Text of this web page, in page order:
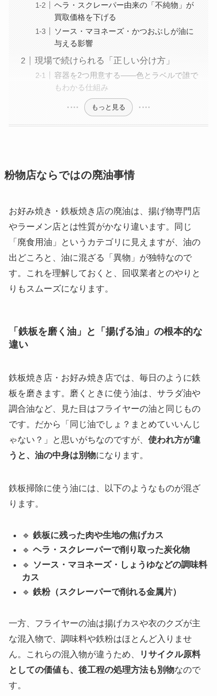
ヘラ・スクレーパー由来の「不純物」が
買取価格を下げる
ソース・マヨネーズ・かつおぶしが油に
与える影響
現場で続けられる「正しい分け方」
容器を2つ用意する——色とラベルで誰で
もわかる仕組み
もっと見る
粉物店ならではの廃油事情
お好み焼き・鉄板焼き店の廃油は、揚げ物専門店
やラーメン店とは性質がかなり違います。同じ
「廃食用油」というカテゴリに見えますが、油の
出どころと、油に混ざる「異物」が独特なので
す。これを理解しておくと、回収業者とのやりと
りもスムーズになります。
「鉄板を磨く油」と「揚げる油」の根本的な
違い
鉄板焼き店・お好み焼き店では、毎日のように鉄
板を磨きます。磨くときに使う油は、サラダ油や
調合油など、見た目はフライヤーの油と同じもの
です。だから「同じ油でしょ？まとめていいんじ
ゃない？」と思いがちなのですが、 使われ方が違
うと、油の中身は別物になります。
鉄板掃除に使う油には、以下のようなものが混ざ
ります。
🔹 鉄板に残った肉や生地の焦げカス
🔹 ヘラ・スクレーパーで削り取った炭化物
🔹 ソース・マヨネーズ・しょうゆなどの調味料
カス
🔹 鉄粉（スクレーパーで削れる金属片）
一方、フライヤーの油は揚げカスや衣のクズが主
な混入物で、調味料や鉄粉はほとんど入りませ
ん。これらの混入物が違うため、
リサイクル原料
としての価値も、後工程の処理方法も別物なので
す。